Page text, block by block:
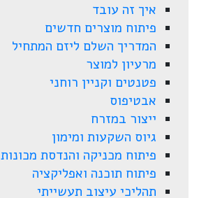
איך זה עובד
פיתוח מוצרים חדשים
המדריך השלם ליזם המתחיל
מרעיון למוצר
פטנטים וקניין רוחני
אבטיפוס
ייצור במזרח
גיוס השקעות ומימון
פיתוח מכניקה והנדסת מכונות
פיתוח תוכנה ואפליקציה
תהליכי עיצוב תעשייתי